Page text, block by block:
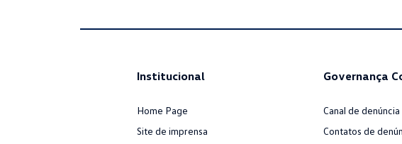
Institucional
Home Page
Site de imprensa
Governança
Canal de denúncia
Contatos de